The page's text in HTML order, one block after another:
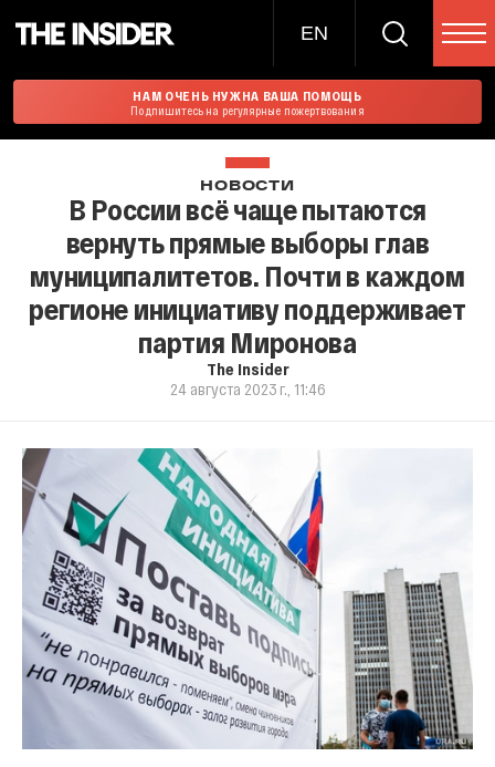
EN
НАМ ОЧЕНЬ НУЖНА ВАША ПОМОЩЬ
Подпишитесь на регулярные пожертвования
НОВОСТИ
В России всё чаще пытаются
вернуть прямые выборы глав
муниципалитетов. Почти в каждом
регионе инициативу поддерживает
партия Миронова
The Insider
24 августа 2023 г., 11:46